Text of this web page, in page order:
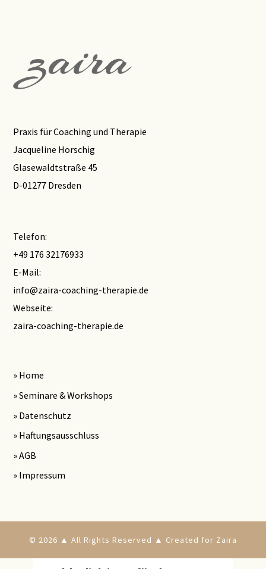
Praxis für Coaching und Therapie
Jacqueline Horschig
Glasewaldtstraße 45
D-01277 Dresden
Telefon:
+49 176 32176933
E-Mail:
info@zaira-coaching-therapie.de
Webseite:
zaira-coaching-therapie.de
» Home
» Seminare & Workshops
» Datenschutz
» Haftungsausschluss
» AGB
» Impressum
© 2026 ▲ All Rights Reserved ▲ Created for Zaira